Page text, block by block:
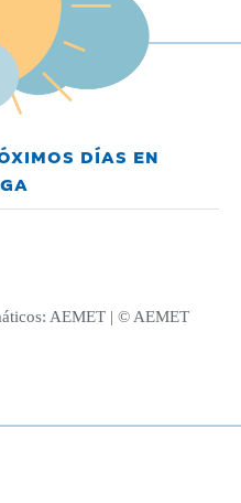
DÍAS EN
AEMET | © AEMET